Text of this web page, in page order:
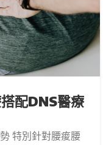
配DNS醫療
特別針對腰痠腰